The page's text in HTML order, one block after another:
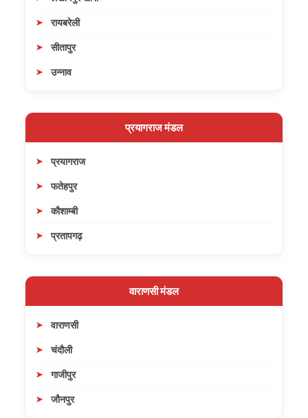
रायबरेली
सीतापुर
उन्नाव
प्रयागराज मंडल
प्रयागराज
फतेहपुर
कौशाम्बी
प्रतापगढ़
वाराणसी मंडल
वाराणसी
चंदौली
गाजीपुर
जौनपुर